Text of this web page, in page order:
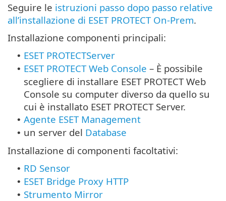
Seguire le istruzioni passo dopo passo relative
all’installazione di ESET PROTECT On-Prem.
Installazione componenti principali:
• ESET PROTECTServer
• ESET PROTECT Web Console – È possibile
scegliere di installare ESET PROTECT Web
Console su computer diverso da quello su
cui è installato ESET PROTECT Server.
• Agente ESET Management
• un server del Database
Installazione di componenti facoltativi:
• RD Sensor
• ESET Bridge Proxy HTTP
• Strumento Mirror